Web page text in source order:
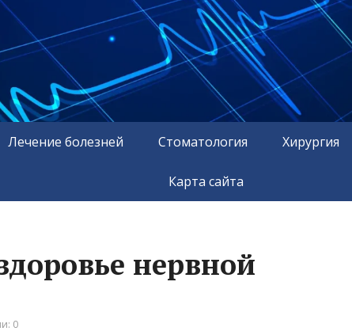
Лечение болезней Стоматология Хирургия
Карта сайта
нервной
0